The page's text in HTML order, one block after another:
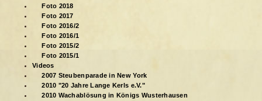
Foto 2018
Foto 2017
Foto 2016/2
Foto 2016/1
Foto 2015/2
Foto 2015/1
Videos
2007 Steubenparade in New York
2010 "20 Jahre Lange Kerls e.V."
2010 Wachablösung in Königs Wusterhausen